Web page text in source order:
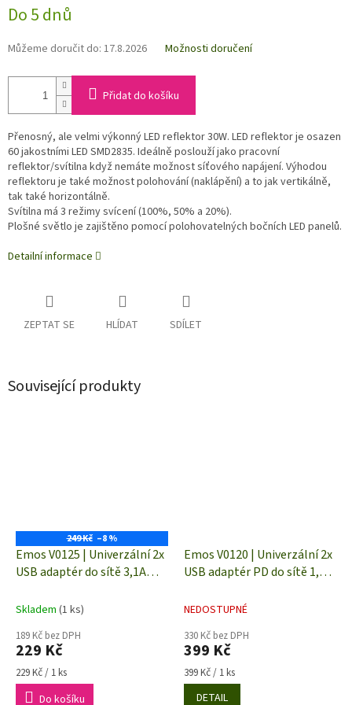
Do 5 dnů
Můžeme doručit do: 17.8.2026 Možnosti doručení
Přidat do košíku
Přenosný, ale velmi výkonný LED reflektor 30W. LED reflektor je osazen
60 jakostními LED SMD2835. Ideálně poslouží jako pracovní
reflektor/svítilna když nemáte možnost síťového napájení. Výhodou
reflektoru je také možnost polohování (naklápění) a to jak vertikálně,
tak také horizontálně.
Svítilna má 3 režimy svícení (100%, 50% a 20%).
Plošné světlo je zajištěno pomocí polohovatelných bočních LED panelů.
Detailní informace
ZEPTAT SE HLÍDAT SDÍLET
Související produkty
249 Kč –8 %
Emos V0125 | Univerzální 2x
USB adaptér do sítě 3,1A
Skladem (1 ks)
189 Kč bez DPH
229 Kč
Měrná
cena:
229 Kč / 1 ks
Do košíku
Emos V0120 | Univerzální 2x
USB adaptér PD do sítě 1,5-
NEDOSTUPNÉ
330 Kč bez DPH
399 Kč
Měrná
cena:
399 Kč / 1 ks
DETAIL